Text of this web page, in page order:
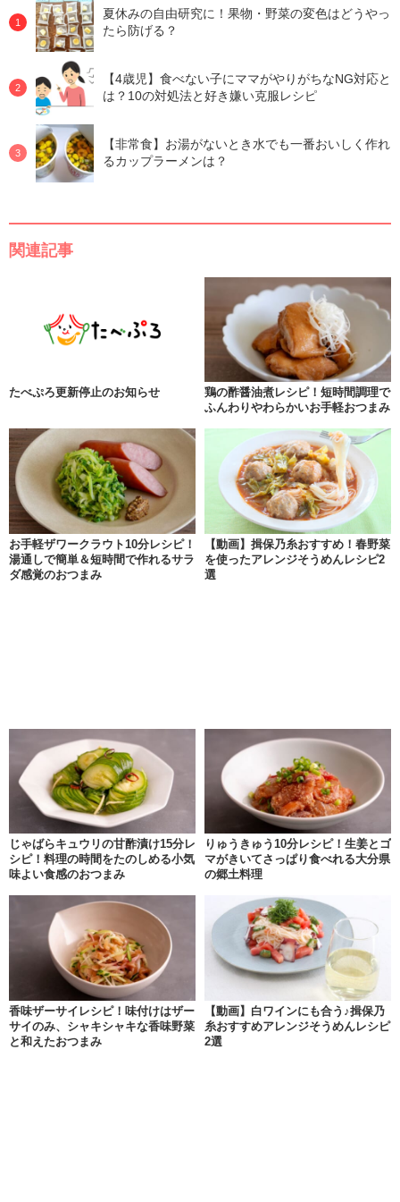
夏休みの自由研究に！果物・野菜の変色はどうやっ
たら防げる？
【4歳児】食べない子にママがやりがちなNG対応と
は？10の対処法と好き嫌い克服レシピ
【非常食】お湯がないとき水でも一番おいしく作れ
るカップラーメンは？
関連記事
たべぷろ更新停止のお知らせ
鶏の酢醤油煮レシピ！短時間調理で
ふんわりやわらかいお手軽おつまみ
お手軽ザワークラウト10分レシピ！
湯通しで簡単＆短時間で作れるサラ
ダ感覚のおつまみ
【動画】揖保乃糸おすすめ！春野菜
を使ったアレンジそうめんレシピ2
選
じゃばらキュウリの甘酢漬け15分レ
シピ！料理の時間をたのしめる小気
味よい食感のおつまみ
りゅうきゅう10分レシピ！生姜とゴ
マがきいてさっぱり食べれる大分県
の郷土料理
香味ザーサイレシピ！味付けはザー
サイのみ、シャキシャキな香味野菜
と和えたおつまみ
【動画】白ワインにも合う♪揖保乃
糸おすすめアレンジそうめんレシピ
2選